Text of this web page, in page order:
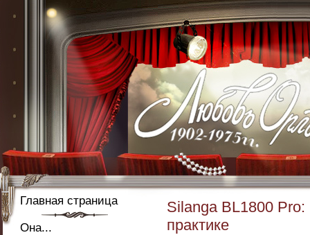
Главная страница
Она...
Silanga BL1800
практике